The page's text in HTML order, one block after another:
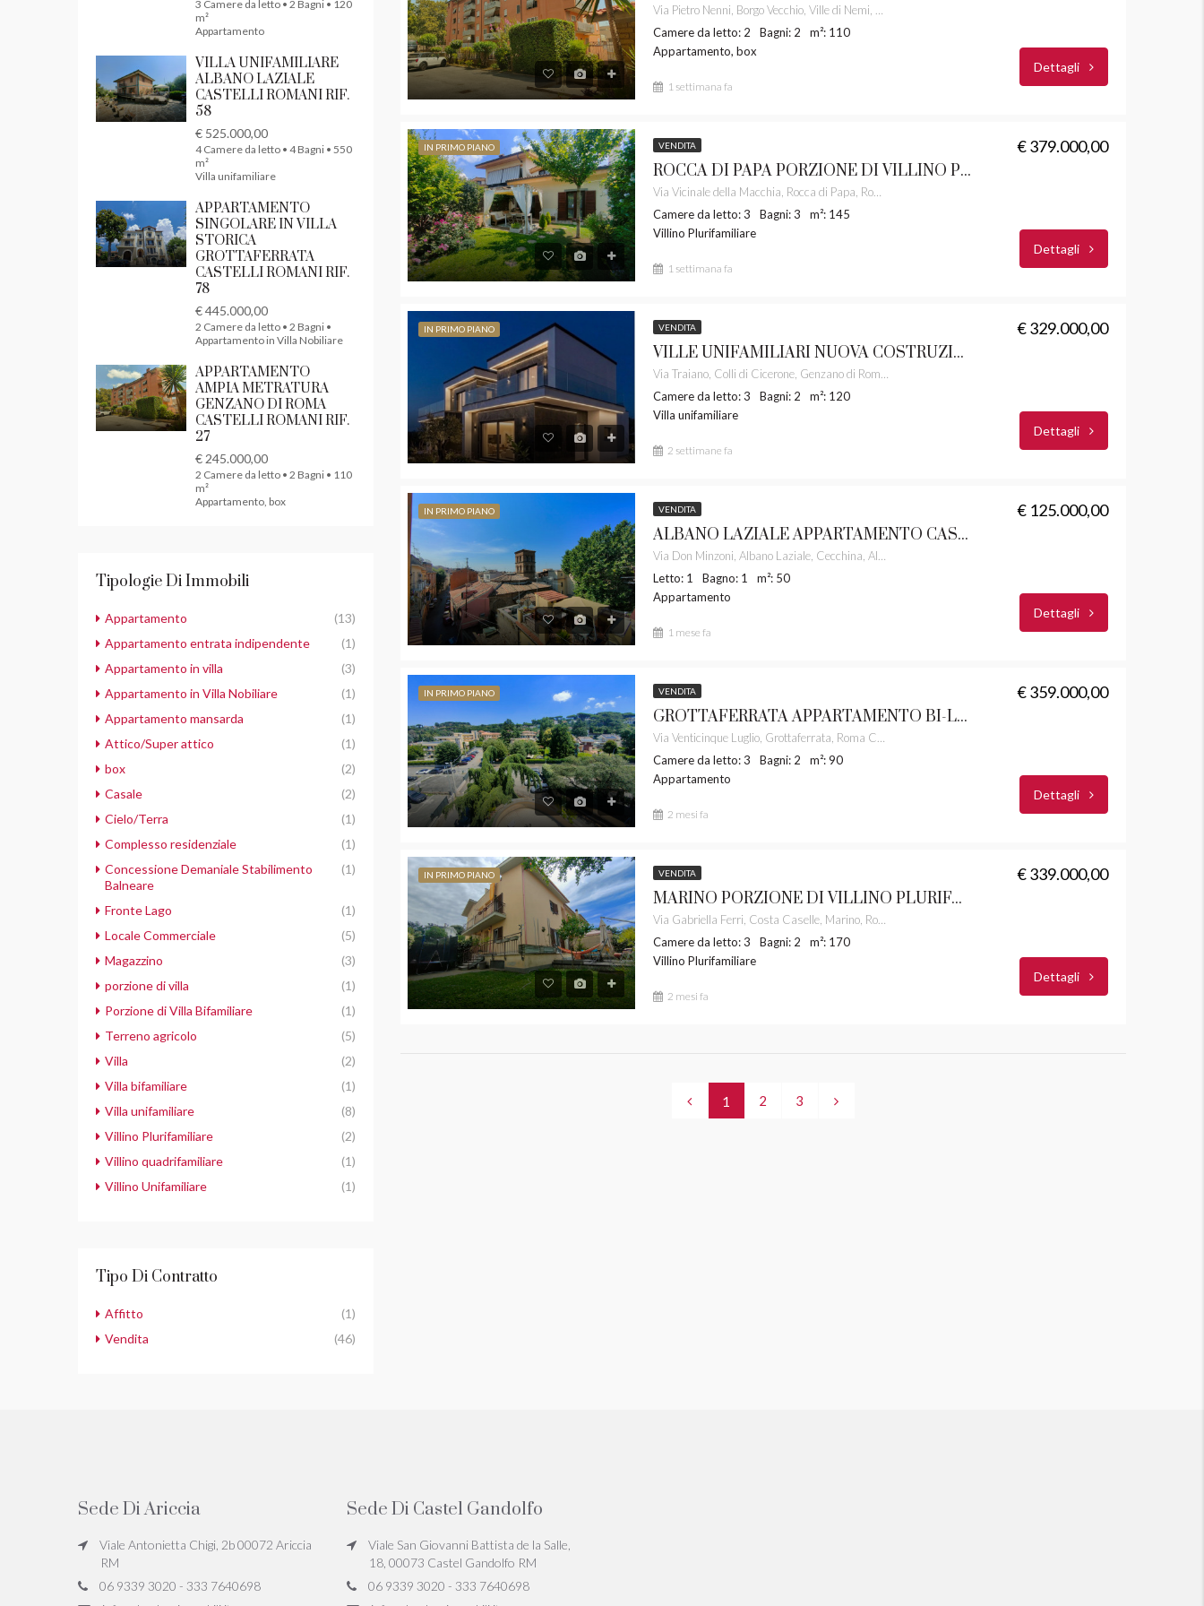
Camere da letto: 2
Bagni: 2
m²: 110
Appartamento, box
1 settimana fa
Dettagli
IN PRIMO PIANO VENDITA
ROCCA DI PAPA PORZIONE DI VILLINO PLURIFAMILIARE CASTELLI ROMANI RIF. 52
Camere da letto: 3
Bagni: 3
m²: 145
Villino Plurifamiliare
1 settimana fa
€ 379.000,00
Dettagli
IN PRIMO PIANO VENDITA
VILLE UNIFAMILIARI NUOVA COSTRUZIONE GENZANO DI ROMA COLLI DI CICERONE CASTELLI ROMANI RIF. 70
Camere da letto: 3
Bagni: 2
m²: 120
Villa unifamiliare
2 settimane fa
€ 329.000,00
Dettagli
IN PRIMO PIANO VENDITA
ALBANO LAZIALE APPARTAMENTO CASTELLI ROMANI RIF.45
Letto: 1
Bagno: 1
m²: 50
Appartamento
1 mese fa
€ 125.000,00
Dettagli
IN PRIMO PIANO VENDITA
GROTTAFERRATA APPARTAMENTO BI-LIVELLO CON POSTO AUTO CASTELLI ROMANI RIF. 32
Camere da letto: 3
Bagni: 2
m²: 90
Appartamento
2 mesi fa
€ 359.000,00
Dettagli
IN PRIMO PIANO VENDITA
MARINO PORZIONE DI VILLINO PLURIFAMILIARE CASTELLI ROMANI RIF. 6
Camere da letto: 3
Bagni: 2
m²: 170
Villino Plurifamiliare
2 mesi fa
€ 339.000,00
Dettagli
1 2 3
3 Camere da letto • 2 Bagni • 120
m²
Appartamento
VILLA UNIFAMILIARE
ALBANO LAZIALE
CASTELLI ROMANI RIF.
58
€ 525.000,00
4 Camere da letto • 4 Bagni • 550
m²
Villa unifamiliare
APPARTAMENTO
SINGOLARE IN VILLA
STORICA
GROTTAFERRATA
CASTELLI ROMANI RIF.
78
€ 445.000,00
2 Camere da letto • 2 Bagni •
Appartamento in Villa Nobiliare
APPARTAMENTO
AMPIA METRATURA
GENZANO DI ROMA
CASTELLI ROMANI RIF.
27
€ 245.000,00
2 Camere da letto • 2 Bagni • 110
m²
Appartamento, box
Tipologie Di Immobili
Appartamento
(13)
Appartamento entrata indipendente
(1)
Appartamento in villa
(3)
Appartamento in Villa Nobiliare
(1)
Appartamento mansarda
(1)
Attico/Super attico
(1)
box
(2)
Casale
(2)
Cielo/Terra
(1)
Complesso residenziale
(1)
Concessione Demaniale Stabilimento
Balneare
(1)
Fronte Lago
(1)
Locale Commerciale
(5)
Magazzino
(3)
porzione di villa
(1)
Porzione di Villa Bifamiliare
(1)
Terreno agricolo
(5)
Villa
(2)
Villa bifamiliare
(1)
Villa unifamiliare
(8)
Villino Plurifamiliare
(2)
Villino quadrifamiliare
(1)
Villino Unifamiliare
(1)
Tipo Di Contratto
Affitto
(1)
Vendita
(46)
Sede Di Ariccia
Viale Antonietta Chigi, 2b 00072 Ariccia
RM
06 9339 3020 - 333 7640698
Sede Di Castel Gandolfo
Viale San Giovanni Battista de la Salle,
18, 00073 Castel Gandolfo RM
06 9339 3020 - 333 7640698